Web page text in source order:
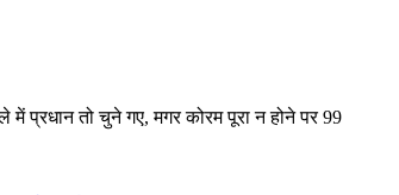
प्रधान तो चुने गए, मगर कोरम पूरा न होने पर 99